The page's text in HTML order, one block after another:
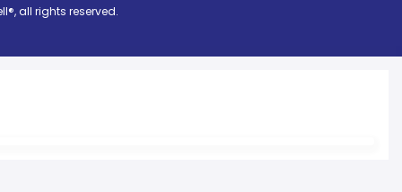
, all rights reserved.